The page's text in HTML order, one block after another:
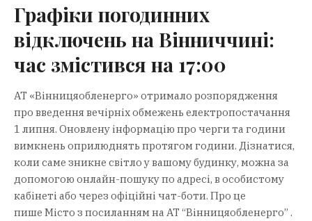
Графіки погодинних
відключень на Вінниччині:
час змістився на 17:00
АТ «Вінницяобленерго» отримало розпорядження
про введення вечірніх обмежень електропостачання
1 липня. Оновлену інформацію про черги та години
вимкнень оприлюднять протягом години. Дізнатися,
коли саме зникне світло у вашому будинку, можна за
допомогою онлайн-пошуку по адресі, в особистому
кабінеті або через офіційні чат-боти. Про це
пише Місто з посиланням на АТ “Вінницяобленерго” .